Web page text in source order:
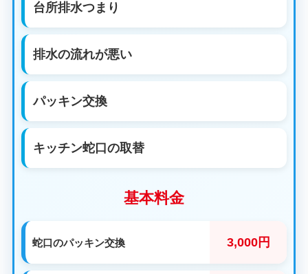
台所排水つまり
排水の流れが悪い
パッキン交換
キッチン蛇口の取替
基本料金
蛇口のパッキン交換 3,000円